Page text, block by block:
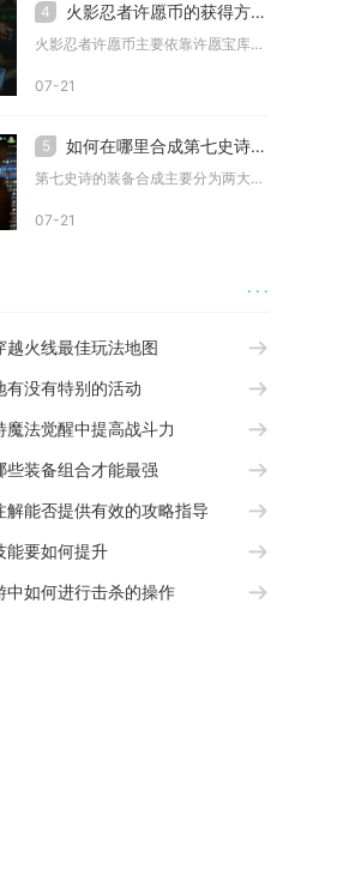
4 火影忍者许愿币的获得方式有哪些
火影忍者许愿币主要依靠许愿宝库抽奖、免费抽奖次数、大奖随机掉...
07-21
5 如何在哪里合成第七史诗装备
第七史诗的装备合成主要分为两大核心入口，分别是圣域中的炼金术...
07-21
· · ·
越火线最佳玩法地图
有没有特别的活动
魔法觉醒中提高战斗力
些装备组合才能最强
解能否提供有效的攻略指导
能要如何提升
中如何进行击杀的操作